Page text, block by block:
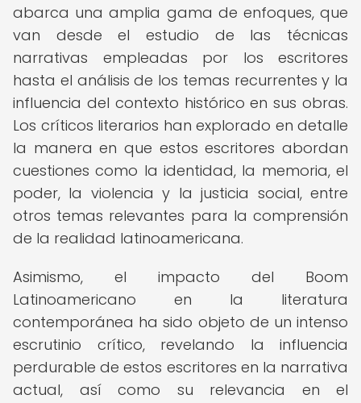
abarca una amplia gama de enfoques, que
van desde el estudio de las técnicas
narrativas empleadas por los escritores
hasta el análisis de los temas recurrentes y la
influencia del contexto histórico en sus obras.
Los críticos literarios han explorado en detalle
la manera en que estos escritores abordan
cuestiones como la identidad, la memoria, el
poder, la violencia y la justicia social, entre
otros temas relevantes para la comprensión
de la realidad latinoamericana.
Asimismo, el impacto del Boom
Latinoamericano en la literatura
contemporánea ha sido objeto de un intenso
escrutinio crítico, revelando la influencia
perdurable de estos escritores en la narrativa
actual, así como su relevancia en el